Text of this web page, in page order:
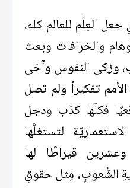
العِلْم للعالم كله،
والخرافات وبعث
وزكى النفوس وآخى
تفكيراً ولم تصل
فكلّها كذب ودجل
لتستغلَّها
قيراطًا لها
الشُّعوبِ، مِثل حقوقِ